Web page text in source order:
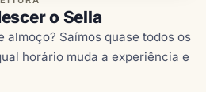
o Sella
almoço? Saímos quase todos os
horário muda a experiência e